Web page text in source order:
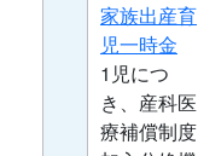
家族出産育
児一時金
1児につ
き、産科医
療補償制度